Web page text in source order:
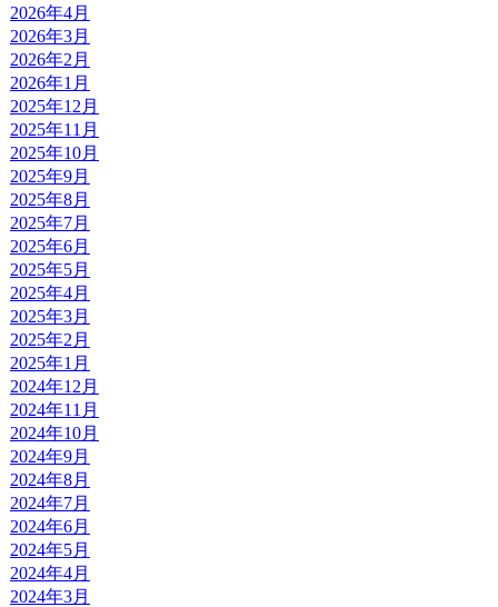
2026年4月
2026年3月
2026年2月
2026年1月
2025年12月
2025年11月
2025年10月
2025年9月
2025年8月
2025年7月
2025年6月
2025年5月
2025年4月
2025年3月
2025年2月
2025年1月
2024年12月
2024年11月
2024年10月
2024年9月
2024年8月
2024年7月
2024年6月
2024年5月
2024年4月
2024年3月